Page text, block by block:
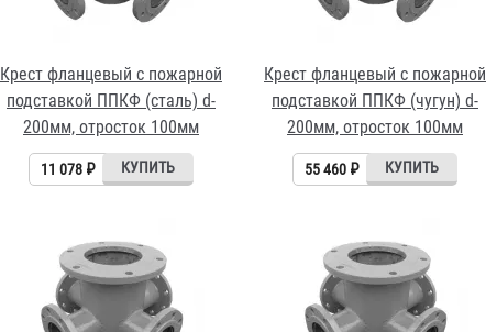
Крест фланцевый с пожарной
подставкой ППКФ (сталь) d-
200мм, отросток 100мм
11 078 ₽
Крест фланцевый с пожарной
подставкой ППКФ (чугун) d-
200мм, отросток 100мм
55 460 ₽